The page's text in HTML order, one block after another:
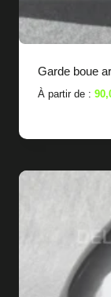
Garde boue
À partir de :